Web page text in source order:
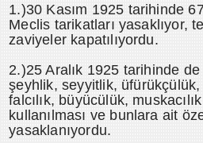
1.)30 Kasım 1925 tarihinde
Meclis tarikatları yasaklıyor,
zaviyeler kapatılıyordu.
2.)25 Aralık 1925 tarihinde
şeyhlik, seyyitlik,
falcılık, büyücülük,
kullanılması ve bunlara ait
yasaklanıyordu.